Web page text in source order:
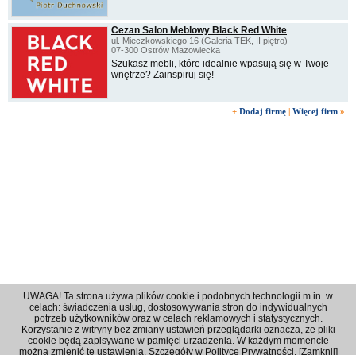
Cezan Salon Meblowy Black Red White
ul. Mieczkowskiego 16 (Galeria TEK, II piętro)
07-300 Ostrów Mazowiecka
Szukasz mebli, które idealnie wpasują się w Twoje
wnętrze? Zainspiruj się!
+ Dodaj firmę | Więcej firm »
Regulamin|Polityka prywatności|Reklama|Kontakt
UWAGA! Ta strona używa plików cookie i podobnych technologii m.in. w
celach: świadczenia usług, dostosowywania stron do indywidualnych
potrzeb użytkowników oraz w celach reklamowych i statystycznych.
Korzystanie z witryny bez zmiany ustawień przeglądarki oznacza, że pliki
cookie będą zapisywane w pamięci urzadzenia. W każdym momencie
można zmienić te ustawienia. Szczegóły w Polityce Prywatności. [Zamknij]